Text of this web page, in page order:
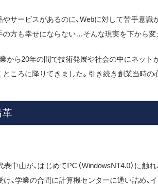
やサービスがあるのに、Webに対して苦手意
の方も幸せにならない…そんな現実を下から変
業から20年の間で技術発展や社会の中にネッ
ところに降りてきました。引き続き創業当時の
革
表中山が、はじめてPC（WindowsNT4.0）に
け、学業の合間に計算機センターに通い詰め、